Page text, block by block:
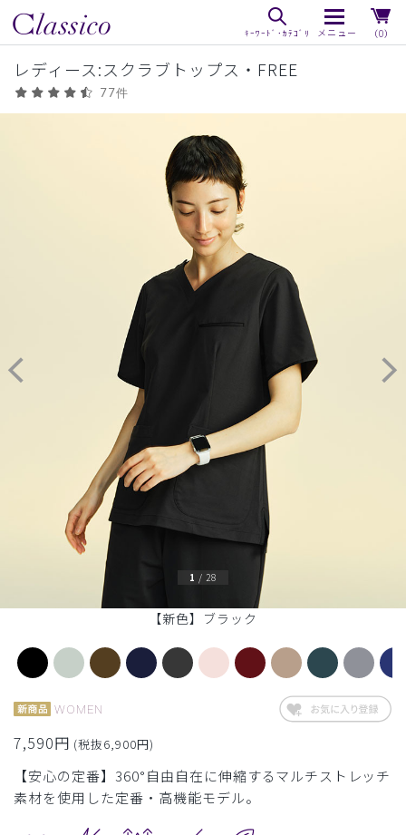
（0）
レディース:スクラブトップス・FREE
77件
【新色】ブラック
1 / 28
WOMEN
7,590円 (税抜6,900円)
【安心の定番】360°自由自在に伸縮するマルチストレッチ
素材を使用した定番・高機能モデル。